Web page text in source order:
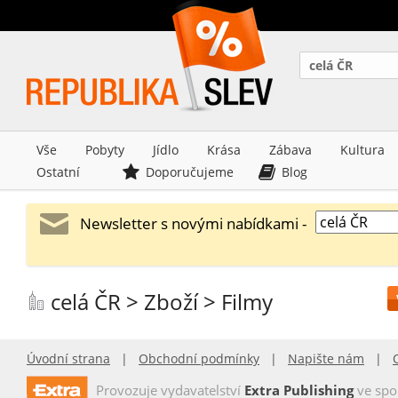
celá ČR
Vše Pobyty Jídlo Krása Zábava
Kultura
Ostatní
Doporučujeme Blog
Newsletter s novými nabídkami -
celá ČR > Zboží > Filmy
Úvodní strana | Obchodní podmínky | Napište nám |
Provozuje vydavatelství Extra Publishingve